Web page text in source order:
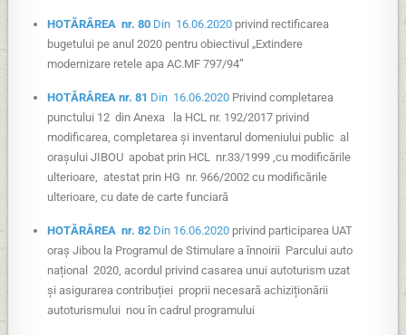
HOTĂRÂREA nr. 80 Din 16.06.2020 privind rectificarea
bugetului pe anul 2020 pentru obiectivul „Extindere
modernizare retele apa AC.MF 797/94”
HOTĂRÂREA nr. 81 Din 16.06.2020 Privind completarea
punctului 12 din Anexa la HCL nr. 192/2017 privind
modificarea, completarea și inventarul domeniului public al
orașului JIBOU apobat prin HCL nr.33/1999 ,cu modificările
ulterioare, atestat prin HG nr. 966/2002 cu modificările
ulterioare, cu date de carte funciară
HOTĂRÂREA nr. 82 Din 16.06.2020 privind participarea UAT
oraș Jibou la Programul de Stimulare a înnoirii Parcului auto
național 2020, acordul privind casarea unui autoturism uzat
și asigurarea contribuției proprii necesară achiziționării
autoturismului nou în cadrul programului